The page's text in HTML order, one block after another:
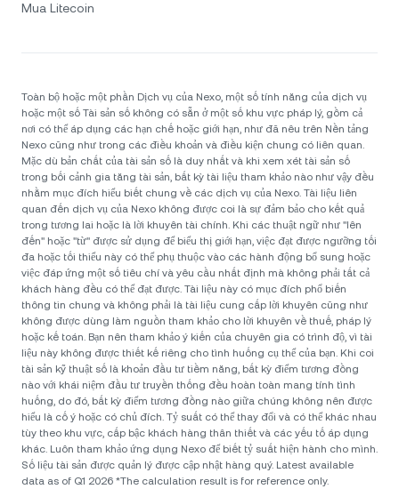
Mua Litecoin
Toàn bộ hoặc một phần Dịch vụ của Nexo, một số tính năng của dịch vụ
hoặc một số Tài sản số không có sẵn ở một số khu vực pháp lý, gồm cả
nơi có thể áp dụng các hạn chế hoặc giới hạn, như đã nêu trên Nền tảng
Nexo cũng như trong các điều khoản và điều kiện chung có liên quan.
Mặc dù bản chất của tài sản số là duy nhất và khi xem xét tài sản số
trong bối cảnh gia tăng tài sản, bất kỳ tài liệu tham khảo nào như vậy đều
nhằm mục đích hiểu biết chung về các dịch vụ của Nexo. Tài liệu liên
quan đến dịch vụ của Nexo không được coi là sự đảm bảo cho kết quả
trong tương lai hoặc là lời khuyên tài chính. Khi các thuật ngữ như "lên
đến" hoặc "từ" được sử dụng để biểu thị giới hạn, việc đạt được ngưỡng tối
đa hoặc tối thiểu này có thể phụ thuộc vào các hành động bổ sung hoặc
việc đáp ứng một số tiêu chí và yêu cầu nhất định mà không phải tất cả
khách hàng đều có thể đạt được. Tài liệu này có mục đích phổ biến
thông tin chung và không phải là tài liệu cung cấp lời khuyên cũng như
không được dùng làm nguồn tham khảo cho lời khuyên về thuế, pháp lý
hoặc kế toán. Bạn nên tham khảo ý kiến của chuyên gia có trình độ, vì tài
liệu này không được thiết kế riêng cho tình huống cụ thể của bạn. Khi coi
tài sản kỹ thuật số là khoản đầu tư tiềm năng, bất kỳ điểm tương đồng
nào với khái niệm đầu tư truyền thống đều hoàn toàn mang tính tình
huống, do đó, bất kỳ điểm tương đồng nào giữa chúng không nên được
hiểu là cố ý hoặc có chủ đích. Tỷ suất có thể thay đổi và có thể khác nhau
tùy theo khu vực, cấp bậc khách hàng thân thiết và các yếu tố áp dụng
khác. Luôn tham khảo ứng dụng Nexo để biết tỷ suất hiện hành cho mình.
Số liệu tài sản được quản lý được cập nhật hàng quý. Latest available
data as of Q1 2026 *The calculation result is for reference only.